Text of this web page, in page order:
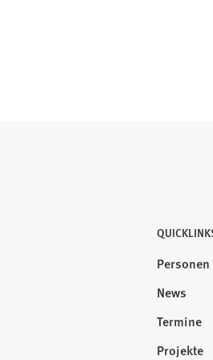
Personen
News
Termine
Projekte